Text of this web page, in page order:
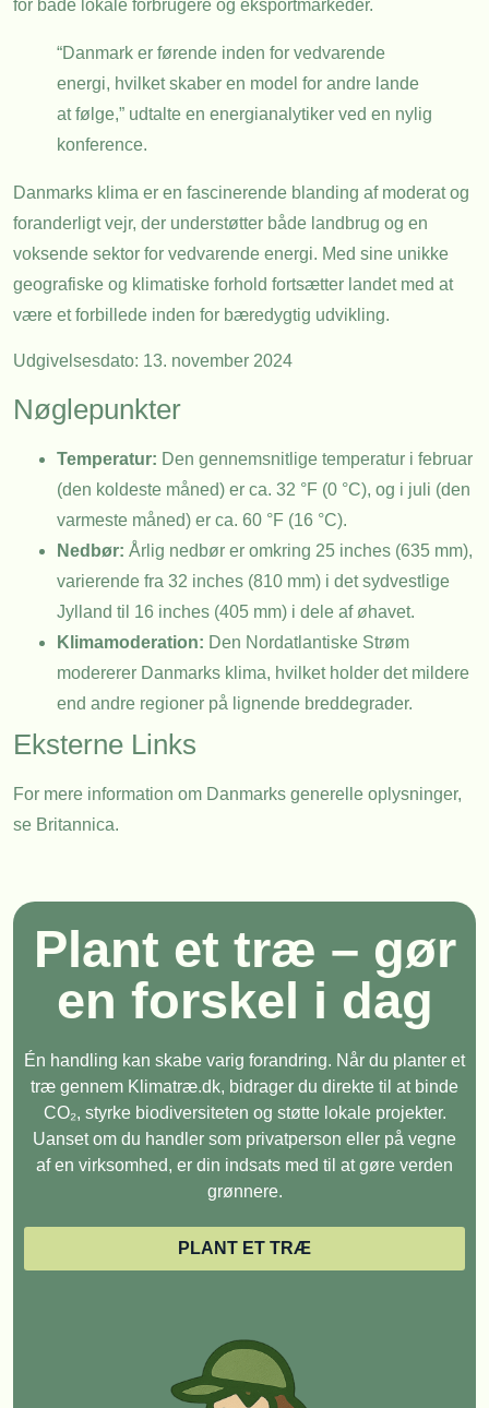
for både lokale forbrugere og eksportmarkeder.
“Danmark er førende inden for vedvarende
energi, hvilket skaber en model for andre lande
at følge,” udtalte en energianalytiker ved en nylig
konference.
Danmarks klima er en fascinerende blanding af moderat og
foranderligt vejr, der understøtter både landbrug og en
voksende sektor for vedvarende energi. Med sine unikke
geografiske og klimatiske forhold fortsætter landet med at
være et forbillede inden for bæredygtig udvikling.
Udgivelsesdato: 13. november 2024
Nøglepunkter
Temperatur: Den gennemsnitlige temperatur i februar
(den koldeste måned) er ca. 32 °F (0 °C), og i juli (den
varmeste måned) er ca. 60 °F (16 °C).
Nedbør: Årlig nedbør er omkring 25 inches (635 mm),
varierende fra 32 inches (810 mm) i det sydvestlige
Jylland til 16 inches (405 mm) i dele af øhavet.
Klimamoderation: Den Nordatlantiske Strøm
modererer Danmarks klima, hvilket holder det mildere
end andre regioner på lignende breddegrader.
Eksterne Links
For mere information om Danmarks generelle oplysninger,
se Britannica.
Plant et træ – gør
en forskel i dag
Én handling kan skabe varig forandring. Når du planter et
træ gennem Klimatræ.dk, bidrager du direkte til at binde
CO₂, styrke biodiversiteten og støtte lokale projekter.
Uanset om du handler som privatperson eller på vegne
af en virksomhed, er din indsats med til at gøre verden
grønnere.
PLANT ET TRÆ